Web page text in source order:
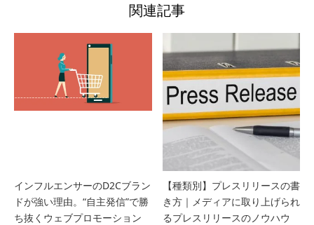
関連記事
インフルエンサーのD2Cブラン
ドが強い理由。“自主発信”で勝
ち抜くウェブプロモーション
【種類別】プレスリリースの書
き方｜メディアに取り上げられ
るプレスリリースのノウハウ